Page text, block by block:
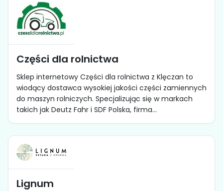
Części dla rolnictwa
Sklep internetowy Części dla rolnictwa z Klęczan to
wiodący dostawca wysokiej jakości części zamiennych
do maszyn rolniczych. Specjalizując się w markach
takich jak Deutz Fahr i SDF Polska, firma...
Lignum